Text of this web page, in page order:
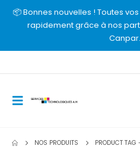
📦 Bonnes nouvelles ! Toutes
rapidement grâce à nos
Canpar.
NOS PRODUITS PRODUCT TAG